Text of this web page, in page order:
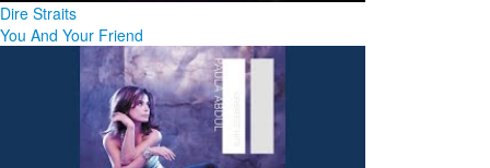
Dire Straits
You And Your Friend